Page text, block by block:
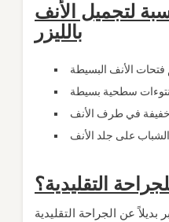
لتجميل الأنف
بالليزر
التقليدية؟
بديلاً عن الجراحة التقليدية